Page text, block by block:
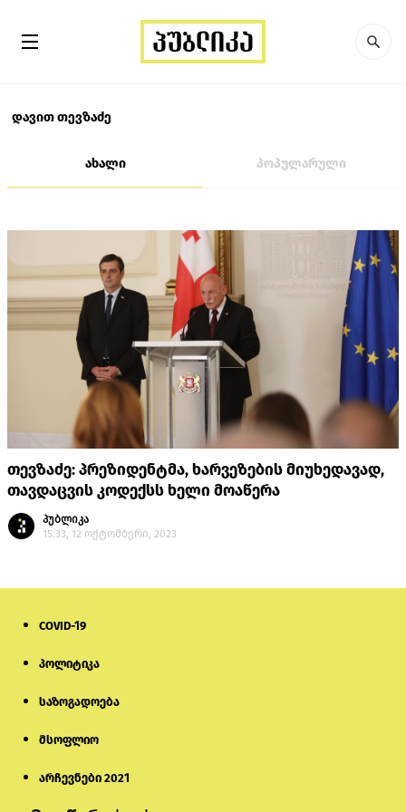
დავით თევზაძე
ახალი პოპულარული
თევზაძე: პრეზიდენტმა, ხარვეზების მიუხედავად,
თავდაცვის კოდექსს ხელი მოაწერა
პუბლიკა
15:33, 12 ოქტომბერი, 2023
COVID-19
პოლიტიკა
საზოგადოება
მსოფლიო
არჩევნები 2021